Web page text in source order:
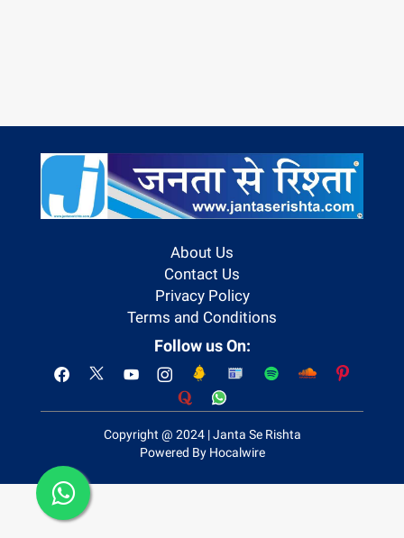
About Us
Contact Us
Privacy Policy
Terms and Conditions
Follow us On:
Copyright @ 2024 | Janta Se Rishta
Powered By Hocalwire